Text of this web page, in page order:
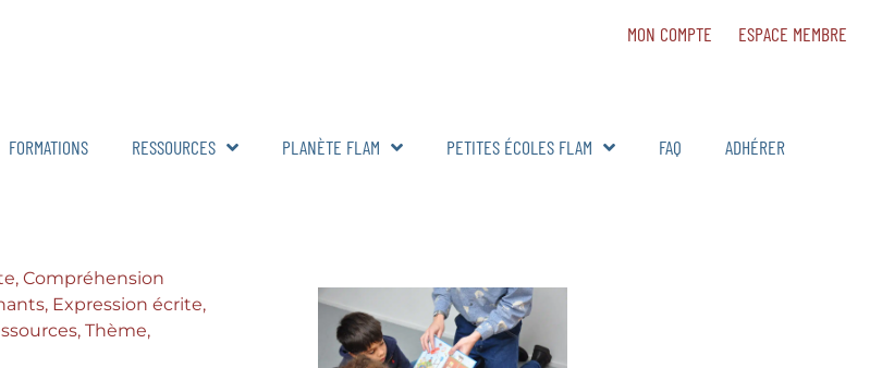
MON COMPTE ESPACE MEMBRE
FORMATIONS RESSOURCES PLANÈTE FLAM PETITES ÉCOLES FLAM FAQ ADHÉRER
, Compréhension
, Expression écrite,
, Thème,